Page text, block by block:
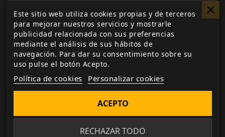
a través de Paypal, transferencia o tarjeta de
crédito.
Entrega 24/48h
para envios nacionales.
Biblioteca digital
Este sitio web utiliza cookies propias y de terceros
para mejorar nuestros servicios y mostrarle
publicidad relacionada con sus preferencias
mediante el análisis de sus hábitos de
navegación. Para dar su consentimiento sobre su
uso pulse el botón Acepto.
Política de cookies Personalizar cookies
RECHAZAR TODO
ACEPTO